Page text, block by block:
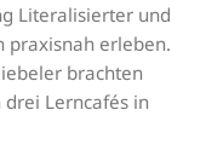
Literalisierter und
praxisnah erleben.
brachten
Lerncafés in